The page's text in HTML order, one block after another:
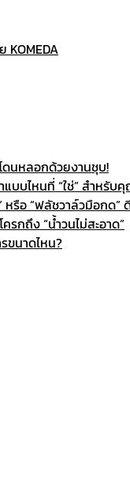
KOMEDA
ดนหลอกด้วยงานชุบ!
แบบไหนที่ “ใช่” สำหรับ
หรือ “ฟลัชวาล์วมือกด”
รกถึง “น้ำวนไม่สะอาด”
ขนาดไหน?